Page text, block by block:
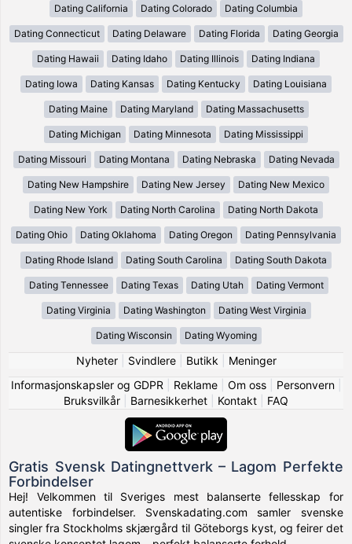
Dating California Dating Colorado Dating Columbia
Dating Connecticut Dating Delaware Dating Florida Dating Georgia
Dating Hawaii Dating Idaho Dating Illinois Dating Indiana
Dating Iowa Dating Kansas Dating Kentucky Dating Louisiana
Dating Maine Dating Maryland Dating Massachusetts
Dating Michigan Dating Minnesota Dating Mississippi
Dating Missouri Dating Montana Dating Nebraska Dating Nevada
Dating New Hampshire Dating New Jersey Dating New Mexico
Dating New York Dating North Carolina Dating North Dakota
Dating Ohio Dating Oklahoma Dating Oregon Dating Pennsylvania
Dating Rhode Island Dating South Carolina Dating South Dakota
Dating Tennessee Dating Texas Dating Utah Dating Vermont
Dating Virginia Dating Washington Dating West Virginia
Dating Wisconsin Dating Wyoming
Nyheter| Svindlere| Butikk
Meninger
Informasjonskapsler og GDPR
Reklame| Om oss| Personvern|
Bruksvilkår
Barnesikkerhet Kontakt FAQ
Gratis Svensk Datingnettverk – Lagom Perfekte
Forbindelser
Hej! Velkommen til Sveriges mest balanserte fellesskap for
autentiske forbindelser. Svenskadating.com samler svenske
singler fra Stockholms skjærgård til Göteborgs kyst, og feirer det